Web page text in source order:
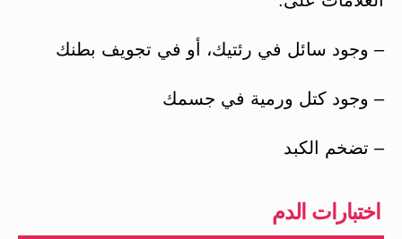
– وجود سائل في رئتيك، أو في تجويف بطنك
– وجود كتل ورمية في جسمك
– تضخم الكبد
اختبارات الدم